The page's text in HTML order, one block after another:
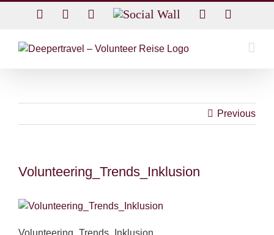
Facebook
Twitter Instagram
Social
Previous
Volunteering_Trends_Inklusion
Volunteering_Trends_Inklusion